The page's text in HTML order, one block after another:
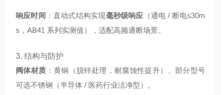
响应时间 ：直动式结构实现毫秒级响应 （通电 / 断电≤30m
s，AB41 系列实测值），适配高频通断场景。
3. 结构与防护
阀体材质 ：黄铜（脱锌处理，耐腐蚀性提升）、部分型号
可选不锈钢（半导体 / 医药行业洁净型）。